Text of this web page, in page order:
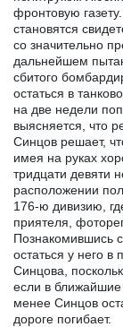
фронтовую
становятся
со значительно
дальнейшем
сбитого
остаться в
на две недели
выясняется, что
Синцов решает,
имея на руках
тридцати девяти
расположении
176-ю дивизию,
приятеля,
Познакомившись
остаться у него в
Синцова,
если в ближайшие
менее Синцов
дороге погибает.